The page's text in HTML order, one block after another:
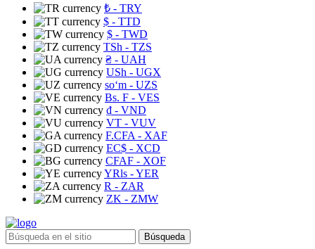
₺ - TRY
$ - TTD
$ - TWD
TSh - TZS
₴ - UAH
USh - UGX
soʻm - UZS
Bs. F - VES
₫ - VND
VT - VUV
F.CFA - XAF
EC$ - XCD
CFAF - XOF
YRls - YER
R - ZAR
ZK - ZMW
Búsqueda